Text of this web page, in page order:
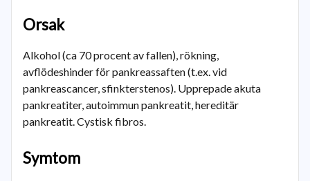
Orsak
Alkohol (ca 70 procent av fallen), rökning,
avflödeshinder för pankreassaften (t.ex. vid
pankreascancer, sfinkterstenos). Upprepade akuta
pankreatiter, autoimmun pankreatit, hereditär
pankreatit. Cystisk fibros.
Symtom